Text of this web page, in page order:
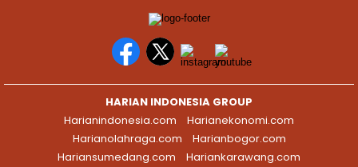
HARIAN INDONESIA GROUP
Harianindonesia.com
Harianekonomi.com
Harianolahraga.com
Harianbogor.com
Hariansumedang.com
Hariankarawang.com